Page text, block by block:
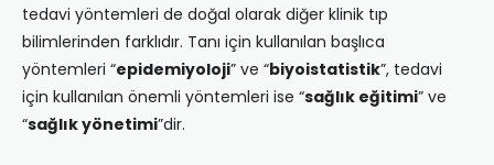
tedavi yöntemleri de doğal olarak diğer klinik tıp
bilimlerinden farklıdır. Tanı için kullanılan başlıca
yöntemleri “epidemiyoloji” ve “biyoistatistik”, tedavi
için kullanılan önemli yöntemleri ise “sağlık eğitimi” ve
“sağlık yönetimi”dir.